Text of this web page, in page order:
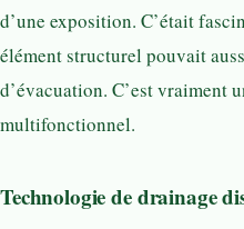
d’une exposition. C’était
élément structurel pouvait
d’évacuation. C’est vraiment
multifonctionnel.
Technologie de drainage